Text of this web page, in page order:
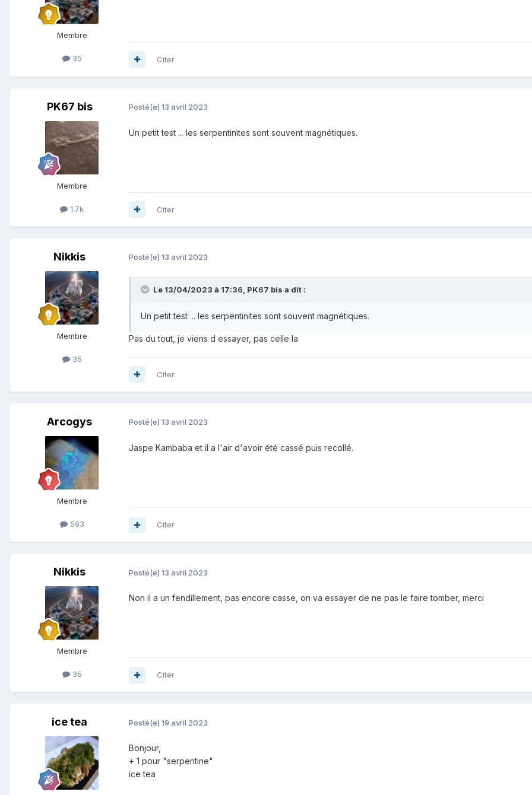
Membre
35 Citer
PK67 bis
Membre
1.7k
Posté(e) 13 avril 2023
Un petit test ... les serpentinites sont souvent magnétiques.
Citer
Nikkis
Membre
35
Posté(e) 13 avril 2023
Le 13/04/2023 à 17:36, PK67 bis a dit :
Un petit test ... les serpentinites sont souvent magnétiques.
Pas du tout, je viens d essayer, pas celle la
Citer
Arcogys
Membre
593
Posté(e) 13 avril 2023
Jaspe Kambaba et il a l'air d'avoir été cassé puis recollé.
Citer
Nikkis
Membre
35
Posté(e) 13 avril 2023
Non il a un fendillement, pas encore casse, on va essayer de ne pas le faire tomber, merci
Citer
ice tea Posté(e) 19 avril 2023
Bonjour,
+ 1 pour "serpentine"
ice tea